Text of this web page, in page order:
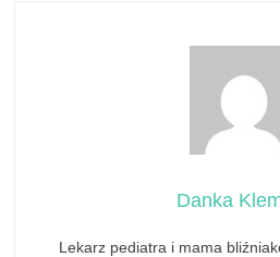
Danka
Lekarz pediatra i mama